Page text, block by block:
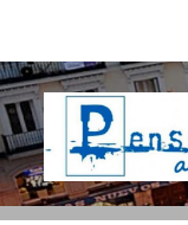
contenido
Revista